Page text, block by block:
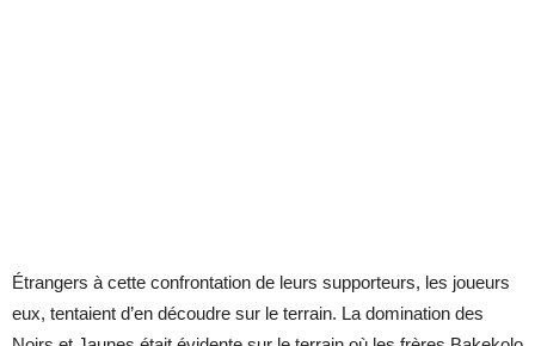
Étrangers à cette confrontation de leurs supporteurs, les joueurs
eux, tentaient d’en découdre sur le terrain. La domination des